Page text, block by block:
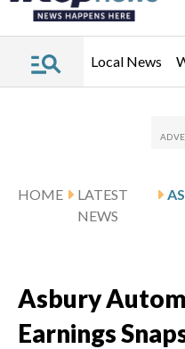
Local News
HOME
LATEST
NEWS
Asbury
Earnings